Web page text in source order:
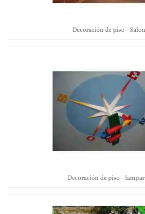
Decoración de piso - Salon
Decoración de piso -